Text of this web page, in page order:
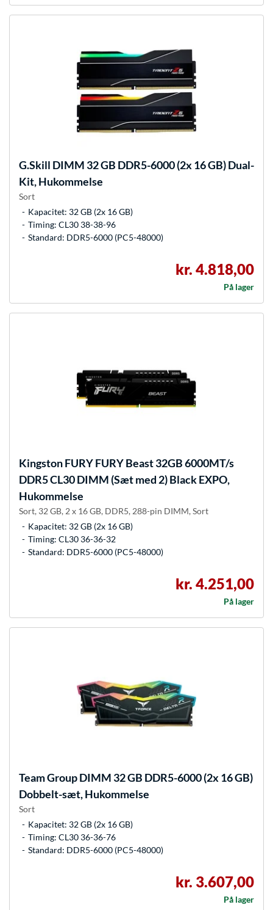
G.Skill DIMM 32 GB DDR5-6000 (2x 16 GB) Dual-
Kit, Hukommelse
Sort
Kapacitet: 32 GB (2x 16 GB)
Timing: CL30 38-38-96
Standard: DDR5-6000 (PC5-48000)
kr. 4.818,00
På lager
Kingston FURYFURY Beast 32GB 6000MT/s
DDR5 CL30 DIMM (Sæt med 2) Black EXPO,
Hukommelse
Sort, 32 GB, 2 x 16 GB, DDR5, 288-pin DIMM, Sort
Kapacitet: 32 GB (2x 16 GB)
Timing: CL30 36-36-32
Standard: DDR5-6000 (PC5-48000)
kr. 4.251,00
På lager
Team GroupDIMM 32 GB DDR5-6000 (2x 16 GB)
Dobbelt-sæt, Hukommelse
Sort
Kapacitet: 32 GB (2x 16 GB)
Timing: CL30 36-36-76
Standard: DDR5-6000 (PC5-48000)
kr. 3.607,00
På lager